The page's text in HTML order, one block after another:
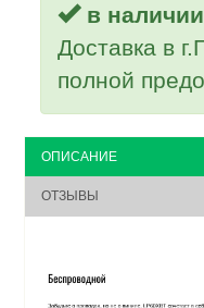
в
Доставка в
полной
ОПИСАНИЕ
ОТЗЫВЫ